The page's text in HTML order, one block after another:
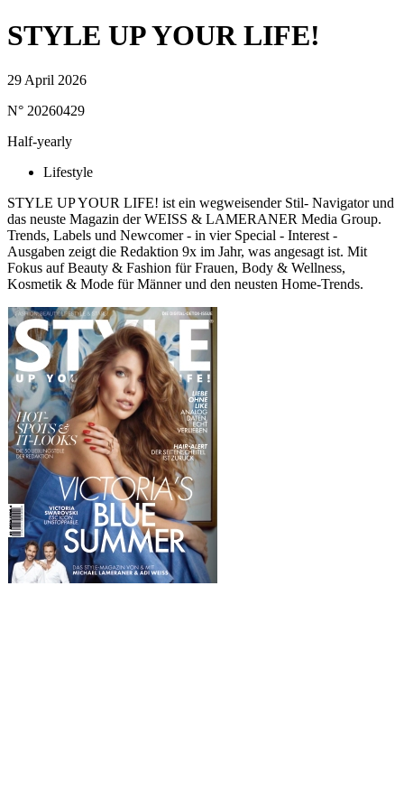
STYLE UP YOUR LIFE!
29 April 2026
N° 20260429
Half-yearly
Lifestyle
STYLE UP YOUR LIFE! ist ein wegweisender Stil- Navigator und
das neuste Magazin der WEISS & LAMERANER Media Group.
Trends, Labels und Newcomer - in vier Special - Interest -
Ausgaben zeigt die Redaktion 9x im Jahr, was angesagt ist. Mit
Fokus auf Beauty & Fashion für Frauen, Body & Wellness,
Kosmetik & Mode für Männer und den neusten Home-Trends.